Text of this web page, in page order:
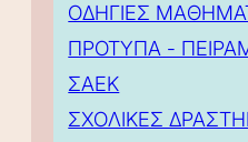
ΟΔΗΓΙΕΣ
ΠΡΟΤΥΠΑ -
ΣΑΕΚ
ΣΧΟΛΙΚΕΣ